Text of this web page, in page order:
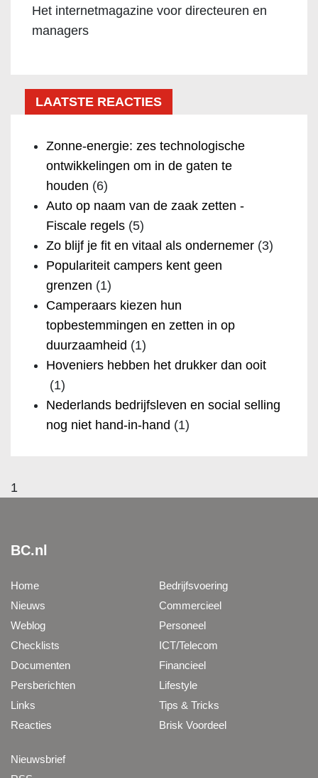
Het internetmagazine voor directeuren en
managers
LAATSTE REACTIES
Zonne-energie: zes technologische
ontwikkelingen om in de gaten te
houden (6)
Auto op naam van de zaak zetten -
Fiscale regels (5)
Zo blijf je fit en vitaal als ondernemer (3)
Populariteit campers kent geen
grenzen (1)
Camperaars kiezen hun
topbestemmingen en zetten in op
duurzaamheid (1)
Hoveniers hebben het drukker dan ooit
(1)
Nederlands bedrijfsleven en social selling
nog niet hand-in-hand (1)
1
BC.nl
Home
Nieuws
Weblog
Checklists
Documenten
Persberichten
Links
Reacties
Bedrijfsvoering
Commercieel
Personeel
ICT/Telecom
Financieel
Lifestyle
Tips & Tricks
Brisk Voordeel
Nieuwsbrief